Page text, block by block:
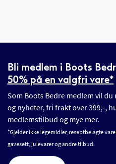
Bli medlem i Boots
50% på en valgfri vare*
Som Boots Bedre medlem vil
og nyheter, fri frakt over 399,-,
medlemstilbud og mye mer.
*Gjelder ikke legemidler, reseptbelagte
gavesett, julevarer og andre tilbud.